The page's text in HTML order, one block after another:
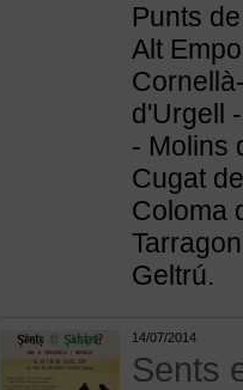
Punts
Alt
d'Urgell
- Molins
Cugat
Coloma
Geltrú.
14/07/2014
Sents